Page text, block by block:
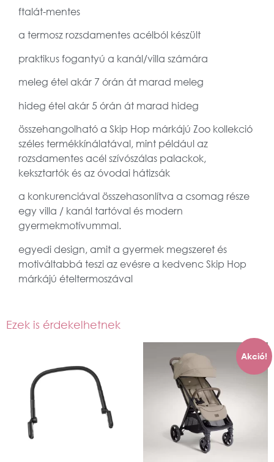
ftalát-mentes
a termosz rozsdamentes acélból készült
praktikus fogantyú a kanál/villa számára
meleg étel akár 7 órán át marad meleg
hideg étel akár 5 órán át marad hideg
összehangolható a Skip Hop márkájú Zoo kollekció
széles termékkínálatával, mint például az
rozsdamentes acél szívószálas palackok,
keksztartók és az óvodai hátizsák
a konkurenciával összehasonlítva a csomag része
egy villa / kanál tartóval és modern
gyermekmotívummal.
egyedi design, amit a gyermek megszeret és
motiváltabbá teszi az evésre a kedvenc Skip Hop
márkájú ételtermoszával
Ezek is érdekelhetnek
Akció!